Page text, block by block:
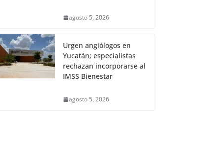
agosto 5, 2026
Urgen angiólogos en
Yucatán; especialistas
rechazan incorporarse al
IMSS Bienestar
agosto 5, 2026